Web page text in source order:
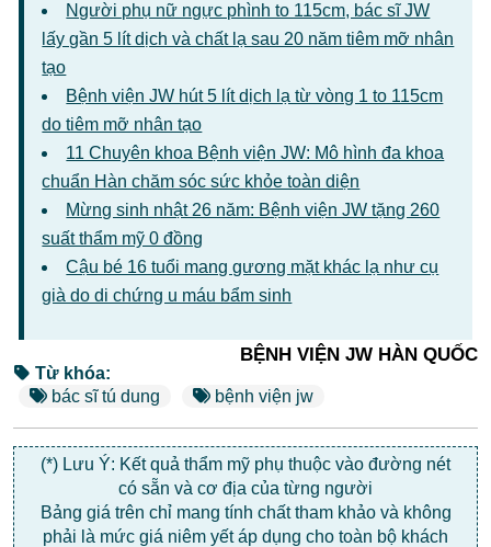
Người phụ nữ ngực phình to 115cm, bác sĩ JW
lấy gần 5 lít dịch và chất lạ sau 20 năm tiêm mỡ nhân
tạo
Bệnh viện JW hút 5 lít dịch lạ từ vòng 1 to 115cm
do tiêm mỡ nhân tạo
11 Chuyên khoa Bệnh viện JW: Mô hình đa khoa
chuẩn Hàn chăm sóc sức khỏe toàn diện
Mừng sinh nhật 26 năm: Bệnh viện JW tặng 260
suất thẩm mỹ 0 đồng
Cậu bé 16 tuổi mang gương mặt khác lạ như cụ
già do di chứng u máu bẩm sinh
BỆNH VIỆN JW HÀN QUỐC
Từ khóa:
bác sĩ tú dung
bệnh viện jw
(*) Lưu Ý: Kết quả thẩm mỹ phụ thuộc vào đường nét
có sẵn và cơ địa của từng người
Bảng giá trên chỉ mang tính chất tham khảo và không
phải là mức giá niêm yết áp dụng cho toàn bộ khách